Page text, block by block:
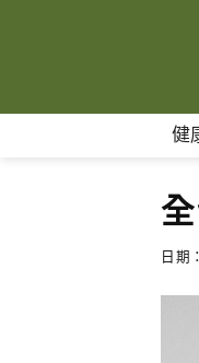
健
日期：